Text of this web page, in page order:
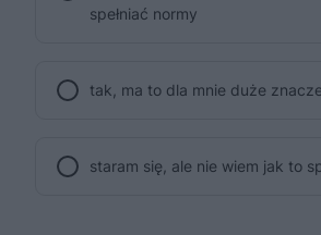
spełniać normy
tak, ma to dla mnie duże
staram się, ale nie wiem jak to